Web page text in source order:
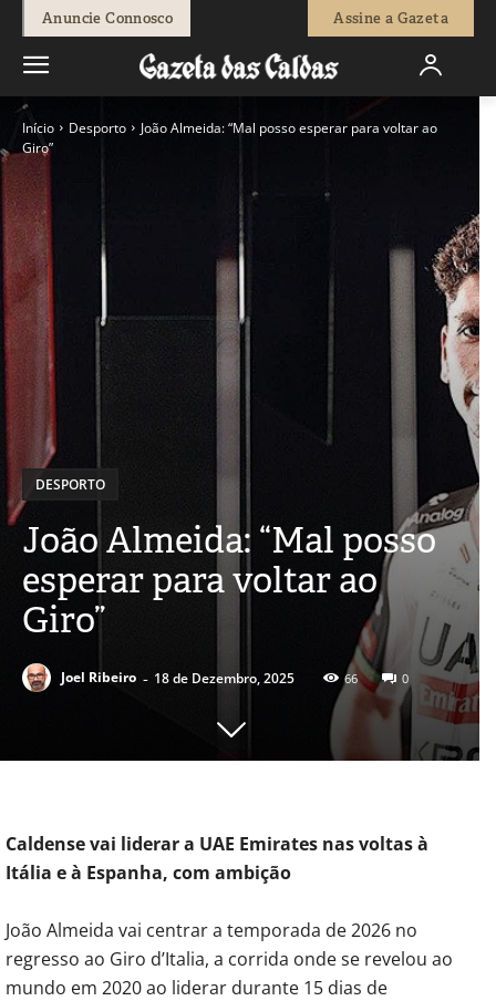
Anuncie Connosco Assine a Gazeta
Início Desporto
João Almeida: “Mal posso esperar para voltar ao
Giro”
DESPORTO
João Almeida: “Mal posso
esperar para voltar ao
Giro”
Joel Ribeiro - 18 de Dezembro, 2025 66 0
Caldense vai liderar a UAE Emirates nas voltas à
Itália e à Espanha, com ambição
João Almeida vai centrar a temporada de 2026 no
regresso ao Giro d’Italia, a corrida onde se revelou ao
mundo em 2020 ao liderar durante 15 dias de